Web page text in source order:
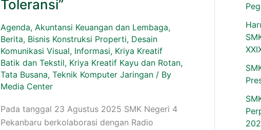
Toleransi”
Agenda, Akuntansi Keuangan dan Lembaga,
Berita, Bisnis Konstruksi Properti, Desain
Komunikasi Visual, Informasi, Kriya Kreatif
Batik dan Tekstil, Kriya Kreatif Kayu dan Rotan,
Tata Busana, Teknik Komputer Jaringan/ By
Media Center
Pada tanggal 23 Agustus 2025 SMK Negeri 4
Pekanbaru berkolaborasi dengan Radio
Indonesia
–
Sekolah
Sebagai
Ruang
Toleransi”